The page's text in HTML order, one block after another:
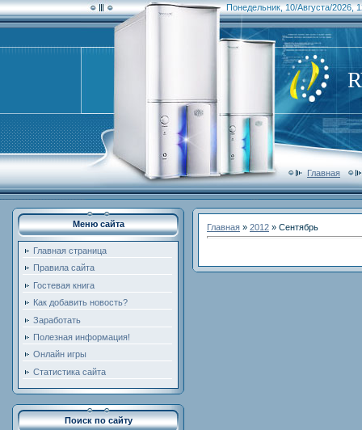
Понедельник, 10/Августа/2026,
Главная
Меню сайта
Главная страница
Правила сайта
Гостевая книга
Как добавить новость?
Заработать
Полезная информация!
Онлайн игры
Статистика сайта
Поиск по сайту
Главная » 2012 » Сентябрь